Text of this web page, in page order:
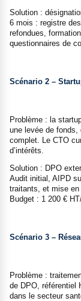
Solution :
6 mois : registre
refondues,
questionnaires de
Scénario 2 –
Problème : la
une levée de
complet. Le CTO
d’intérêts.
Solution : DPO
Audit initial, AIPD
traitants, et mise en
Budget : 1 200 €
Scénario 3 –
Problème :
de DPO, référentiel
dans le secteur